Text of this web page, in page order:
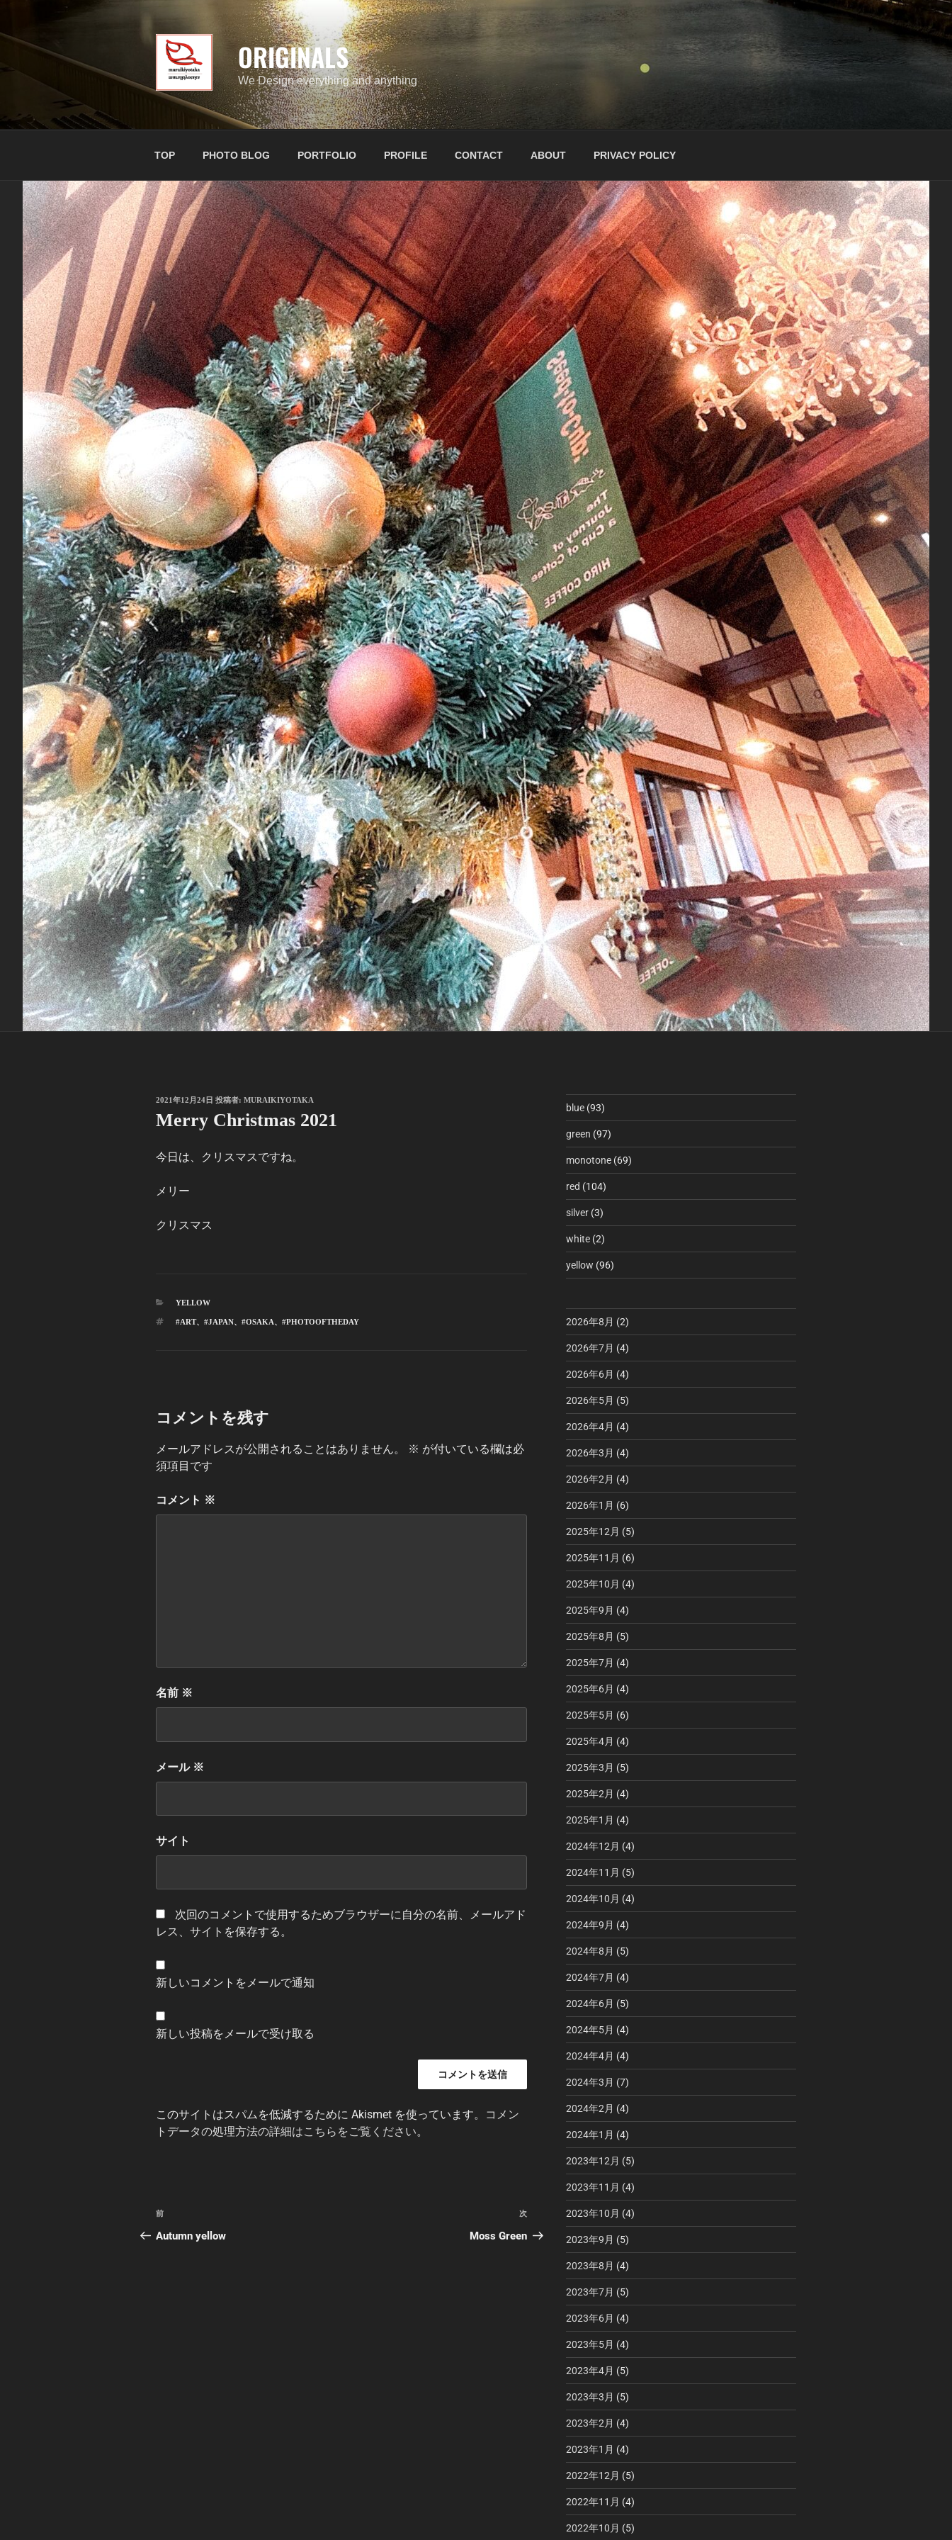
テ
キ
ORIGINALS
We Design everything and anything
TOP PHOTO BLOG PORTFOLIO PROFILE CONTACT ABOUT PRIVACY POLICY
投
日:
2021年12月24日 投稿者: MURAIKIYOTAKA
Merry Christmas 2021
今日は、クリスマスですね。
メリー
クリスマス
カ
ゴ
YELLOW
タ
#ART、 #JAPAN、 #OSAKA、 #PHOTOOFTHEDAY
コメントを残す
メールアドレスが公開されることはありません。 ※ が付いている欄は必
須項目です
コメント ※
名前 ※
メール ※
サイト
次回のコメントで使用するためブラウザーに自分の名前、メールアド
レス、サイトを保存する。
新しいコメントをメールで通知
新しい投稿をメールで受け取る
このサイトはスパムを低減するために Akismet を使っています。
コメン
トデータの処理方法の詳細はこちらをご覧ください。
投
稿
前
の
前
Autumn yellow
次
の
次
Moss Green
blue(93)
green (97)
monotone(69)
red (104)
silver(3)
white(2)
yellow (96)
2026年8月 (2)
2026年7月 (4)
2026年6月 (4)
2026年5月 (5)
2026年4月 (4)
2026年3月 (4)
2026年2月 (4)
2026年1月 (6)
2025年12月 (5)
2025年11月 (6)
2025年10月 (4)
2025年9月 (4)
2025年8月 (5)
2025年7月 (4)
2025年6月 (4)
2025年5月 (6)
2025年4月 (4)
2025年3月 (5)
2025年2月 (4)
2025年1月 (4)
2024年12月 (4)
2024年11月 (5)
2024年10月 (4)
2024年9月 (4)
2024年8月 (5)
2024年7月 (4)
2024年6月 (5)
2024年5月 (4)
2024年4月 (4)
2024年3月 (7)
2024年2月 (4)
2024年1月 (4)
2023年12月 (5)
2023年11月 (4)
2023年10月 (4)
2023年9月 (5)
2023年8月 (4)
2023年7月 (5)
2023年6月 (4)
2023年5月 (4)
2023年4月 (5)
2023年3月 (5)
2023年2月 (4)
2023年1月 (4)
2022年12月 (5)
2022年11月 (4)
2022年10月 (5)